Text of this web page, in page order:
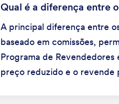
Qual é a diferença entre
A principal diferença entre
baseado em comissões,
Programa de
preço reduzido e o revende